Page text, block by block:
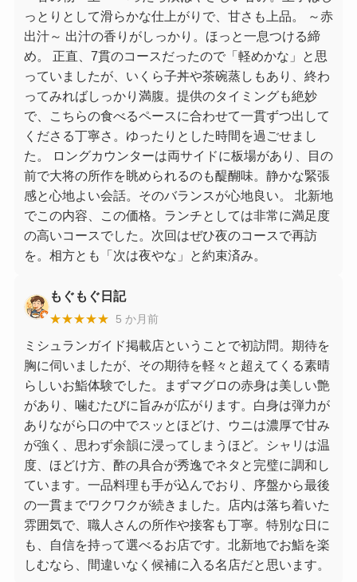
っとりとして滑らかな仕上がりで、甘さも上品。 ～赤
出汁～ 出汁の香りがしっかり。ほっと一息つける締
め。 正直、7貫のコースだったので「軽めかな」と思
っていましたが、いくら子丼や茶碗蒸しもあり、終わ
ってみればしっかり満腹。提供のタイミングも絶妙
で、こちらの食べるペースに合わせて一貫ずつ出して
くださる丁寧さ。ゆったりとした時間を過ごせまし
た。 ロングカウンターは両サイドに板場があり、目の
前で大将の所作を眺められるのも醍醐味。静かな緊張
感と心地よい会話。そのバランスが心地良い。 北新地
でこの内容、この価格。ランチとしては非常に満足度
の高いコースでした。次回はぜひ夜のコースで再訪
を。相方とも「次は夜やな」と約束済み。
もぐもぐ日記
★★★★★ 5 か月前
ミシュランガイド掲載店ということで初訪問。期待を
胸に伺いましたが、その期待を軽々と超えてくる素晴
らしいお鮨体験でした。まずマグロの赤身は美しい艶
があり、噛むたびに旨みが広がります。白身は弾力が
ありながら口の中でスッとほどけ、ウニは濃厚で甘み
が強く、思わず余韻に浸ってしまうほど。シャリは温
度、ほどけ方、酢の具合が秀逸でネタと完璧に調和し
ています。一品料理も手が込んでおり、序盤から最後
の一貫までワクワクが続きました。店内は落ち着いた
雰囲気で、職人さんの所作や接客も丁寧。特別な日に
も、自信を持って選べるお店です。北新地でお鮨を楽
しむなら、間違いなく候補に入る名店だと思います。